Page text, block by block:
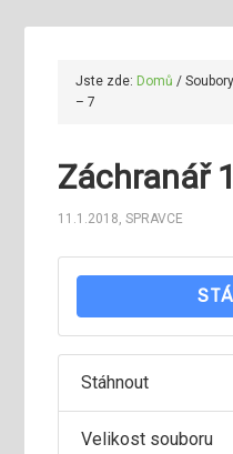
Jste zde: Domů /
– 7
Záchranář
11.1.2018,SPRAVCE
Stáhnout
Velikost souboru